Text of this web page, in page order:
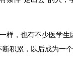
，也有不少医学生
积累，以后成为一